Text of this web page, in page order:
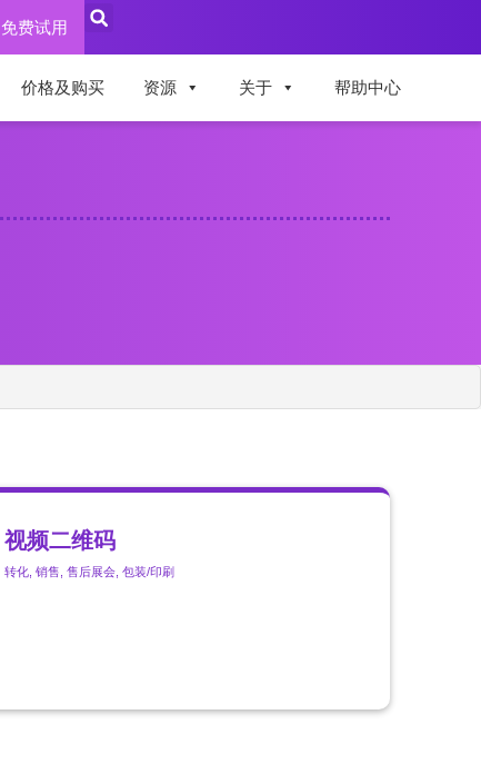
免费试用
价格及购买 资源 关于 帮助中心
视频二维码
转化 ,销售 ,售后展会 ,包装/印刷